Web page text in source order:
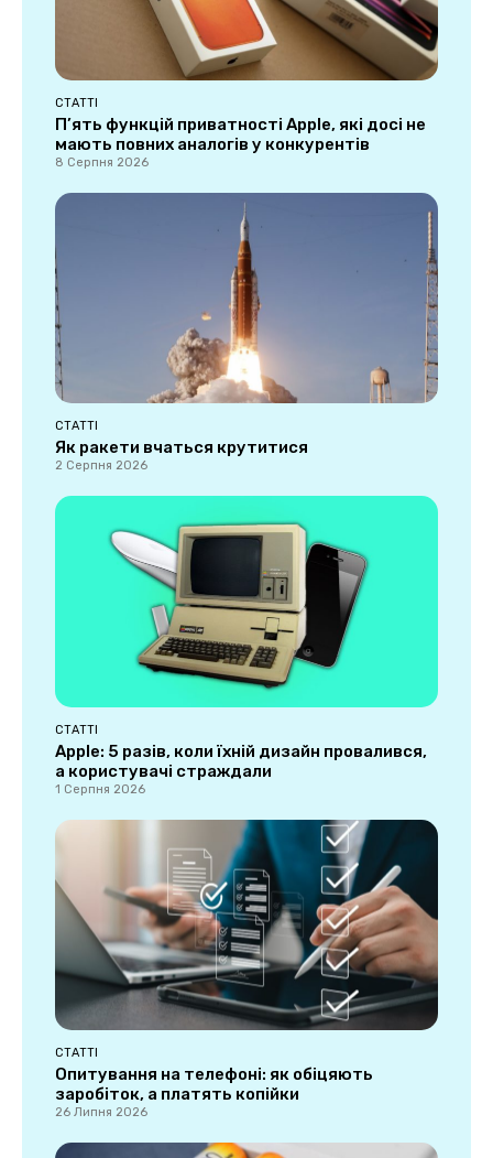
СТАТТІ
П’ять функцій приватності Apple, які досі не
мають повних аналогів у конкурентів
8 Серпня 2026
СТАТТІ
Як ракети вчаться крутитися
2 Серпня 2026
СТАТТІ
Apple: 5 разів, коли їхній дизайн провалився,
а користувачі страждали
1 Серпня 2026
СТАТТІ
Опитування на телефоні: як обіцяють
заробіток, а платять копійки
26 Липня 2026